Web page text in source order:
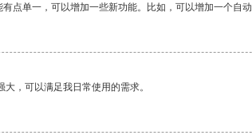
点单一，可以增加一些新功能。比如，可以增加一个自
，可以满足我日常使用的需求。